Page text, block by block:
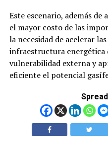
Este escenario, además
el mayor costo de las
la necesidad de acelerar
infraestructura energética
vulnerabilidad externa y
eficiente el potencial